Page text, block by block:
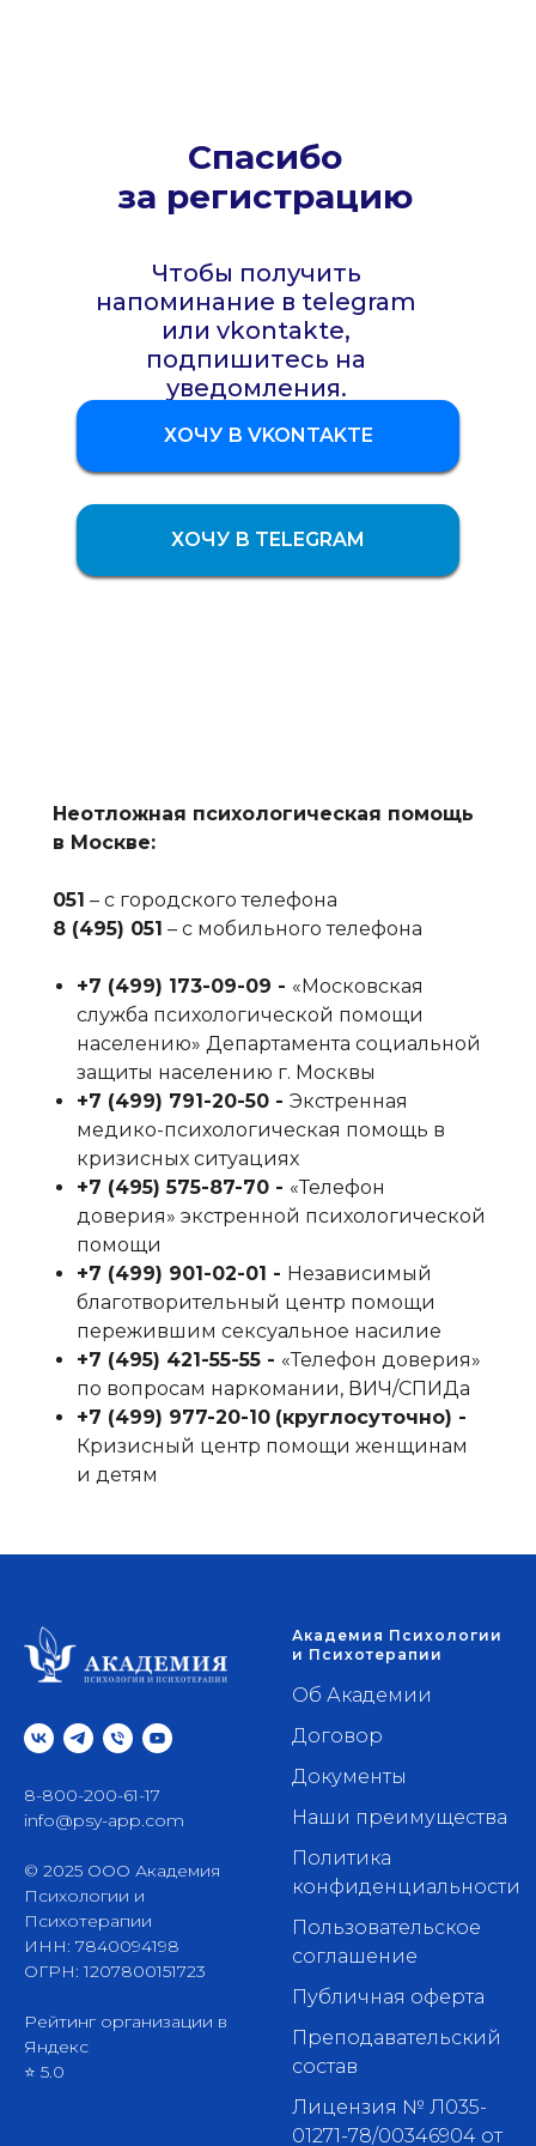
Спасибо
за регистрацию
Чтобы получить
напоминание в telegram
или vkontakte,
подпишитесь на
уведомления.
ХОЧУ В TELEGRAM
ХОЧУ В VKONTAKTE
Неотложная психологическая помощь
в Москве:
051 – с городского телефона
8 (495) 051 – с мобильного телефона
+7 (499) 173-09-09‬ - «Московская
служба психологической помощи
населению» Департамента социальной
защиты населению г. Москвы
+7 (499) 791-20-50‬ - Экстренная
медико-психологическая помощь в
кризисных ситуациях
+7 (495) 575-87-70‬ - «Телефон
доверия» экстренной психологической
помощи
+7 (499) 901-02-01‬ - Независимый
благотворительный центр помощи
пережившим сексуальное насилие
+7 (495) 421-55-55‬ - «Телефон доверия»
по вопросам наркомании, ВИЧ/СПИДа
+7 (499) 977-20-10 (круглосуточно) -
Кризисный центр помощи женщинам
и детям
8-800-200-61-17
info@psy-app.com
© 2025 ООО Академия
Психологии и
Психотерапии
ИНН: 7840094198
ОГРН: 1207800151723
Рейтинг организации в
Яндекс
⭐ 5.0
Академия Психологии
и Психотерапии
Об Академии
Договор
Документы
Наши преимущества
Политика
конфиденциальности
Пользовательское
соглашение
Публичная оферта
Преподавательский
состав
Лицензия № Л035-
01271-78/00346904 от